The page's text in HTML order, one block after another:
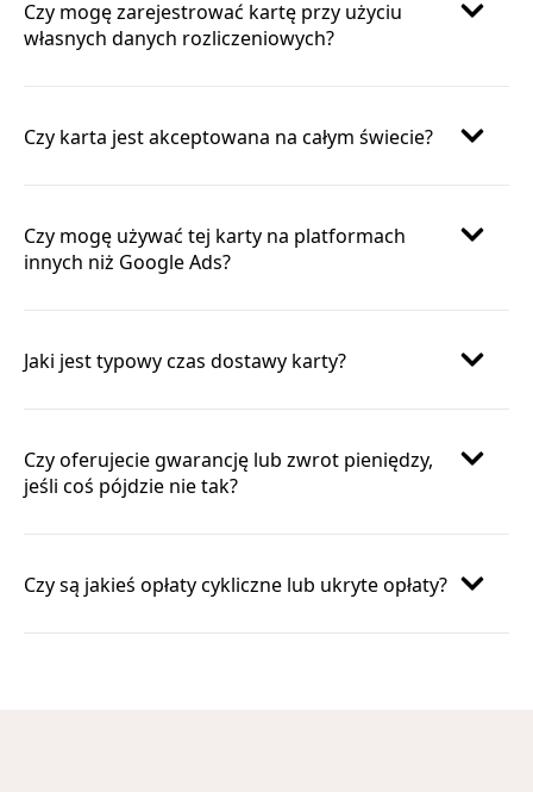
Czy mogę zarejestrować kartę przy użyciu
własnych danych rozliczeniowych?
Czy karta jest akceptowana na całym świecie?
Czy mogę używać tej karty na platformach
innych niż Google Ads?
Jaki jest typowy czas dostawy karty?
Czy oferujecie gwarancję lub zwrot pieniędzy,
jeśli coś pójdzie nie tak?
Czy są jakieś opłaty cykliczne lub ukryte opłaty?